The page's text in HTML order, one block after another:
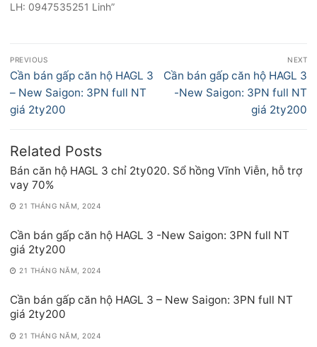
LH: 0947535251 Linh”
Điều
hướng
bài
viết
PREVIOUS
Previous
post:
Cần bán gấp căn hộ HAGL 3
– New Saigon: 3PN full NT
giá 2ty200
NEXT
Next
post:
Cần bán gấp căn hộ HAGL 3
-New Saigon: 3PN full NT
giá 2ty200
Related Posts
Bán căn hộ HAGL 3 chỉ 2ty020. Sổ hồng Vĩnh Viễn, hỗ trợ
vay 70%
21 THÁNG NĂM, 2024
Cần bán gấp căn hộ HAGL 3 -New Saigon: 3PN full NT
giá 2ty200
21 THÁNG NĂM, 2024
Cần bán gấp căn hộ HAGL 3 – New Saigon: 3PN full NT
giá 2ty200
21 THÁNG NĂM, 2024